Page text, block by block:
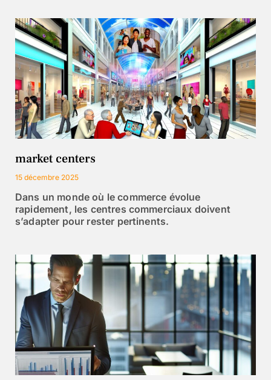
market centers
15 décembre 2025
Dans un monde où le commerce évolue
rapidement, les centres commerciaux doivent
s’adapter pour rester pertinents.